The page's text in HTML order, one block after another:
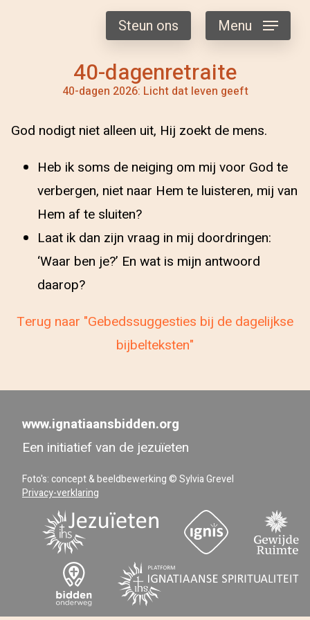
40-dagenretraite
40-dagen 2026: Licht dat leven geeft
Steun ons Menu
God nodigt niet alleen uit, Hij zoekt de mens.
Heb ik soms de neiging om mij voor God te
verbergen, niet naar Hem te luisteren, mij van
Hem af te sluiten?
Laat ik dan zijn vraag in mij doordringen:
‘Waar ben je?’ En wat is mijn antwoord
daarop?
Terug naar "Gebedssuggesties bij de dagelijkse
bijbelteksten"
www.ignatiaansbidden.org
Een initiatief van de jezuïeten
Foto's: concept & beeldbewerking © Sylvia Grevel
Privacy-verklaring